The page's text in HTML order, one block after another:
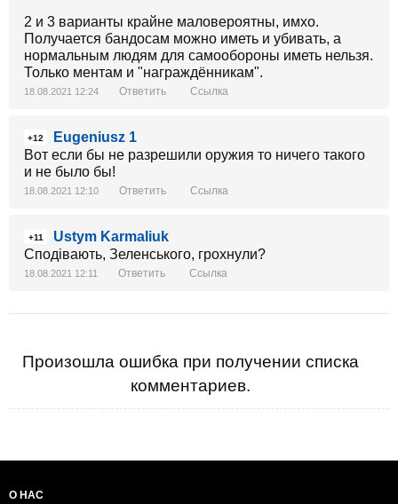
2 и 3 варианты крайне маловероятны, имхо.
Получается бандосам можно иметь и убивать, а
нормальным людям для самообороны иметь нельзя.
Только ментам и "награждённикам".
18.08.2021 12:24 Ответить Ссылка
+12
Eugeniusz 1
Вот если бы не разрешили оружия то ничего такого
и не было бы!
18.08.2021 12:10 Ответить Ссылка
+11
Ustym Karmaliuk
Сподівають, Зеленського, грохнули?
18.08.2021 12:11 Ответить Ссылка
Произошла ошибка при получении списка
комментариев.
О НАС